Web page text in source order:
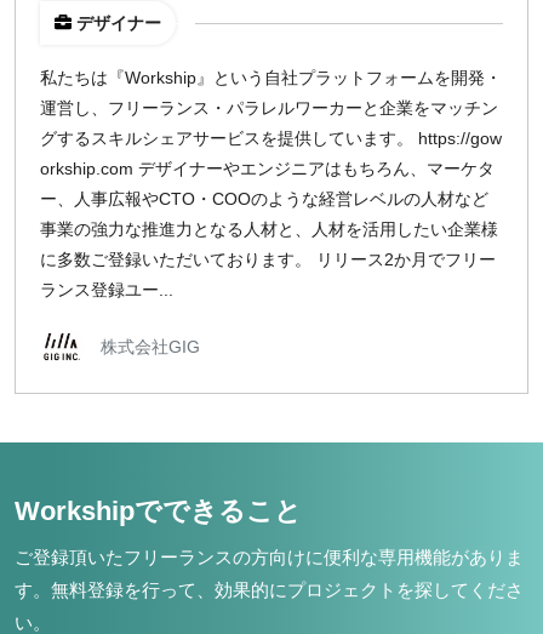
デザイナー
私たちは『Workship』という自社プラットフォームを開発・
運営し、フリーランス・パラレルワーカーと企業をマッチン
グするスキルシェアサービスを提供しています。 https://gow
orkship.com デザイナーやエンジニアはもちろん、マーケタ
ー、人事広報やCTO・COOのような経営レベルの人材など
事業の強力な推進力となる人材と、人材を活用したい企業様
に多数ご登録いただいております。 リリース2か月でフリー
ランス登録ユー...
株式会社GIG
Workshipでできること
ご登録頂いたフリーランスの方向けに便利な専用機能がありま
す。 無料登録を行って、効果的にプロジェクトを探してくださ
い。